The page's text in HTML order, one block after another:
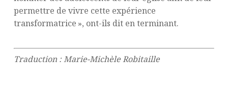
permettre de vivre cette expérience
transformatrice », ont-ils dit en terminant.
Traduction : Marie-Michèle Robitaille